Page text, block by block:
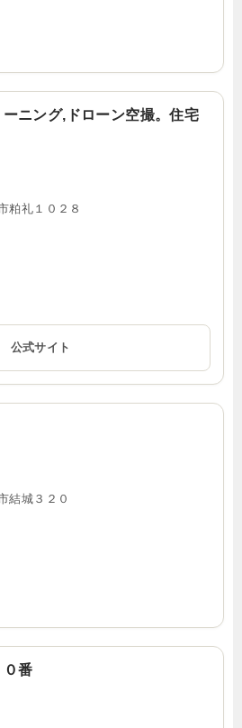
ニング,ドローン空撮。住宅
粕礼１０２８
公式サイト
結城３２０
０番